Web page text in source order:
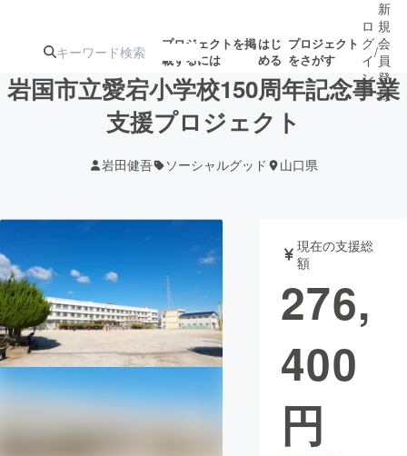
プロジェクトを掲
載するには
はじ
める
プロジェクト
をさがす
注目のリ
ターン
ジェクト
募集終了が近いプ
ロジェクト
音楽
テクノロジー・ガジェット ゲーム・サ
ビジネス・起業
ロ
グ
イ
ン
/
新
規
会
員
登
録
岩国市立愛宕小学校150周年記念事業
支援プロジェクト
岩田健吾 ソーシャルグッド 山口県
現在の支援総
額
276,
400
円